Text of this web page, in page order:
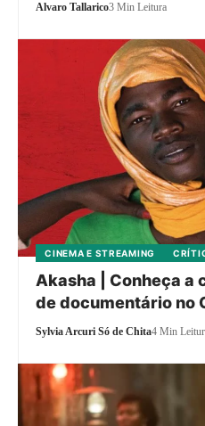
Alvaro Tallarico3 Min Leitura
CINEMA E STREAMING
Akasha | Conheça a
de documentário no
Sylvia Arcuri Só de Chita4 Min